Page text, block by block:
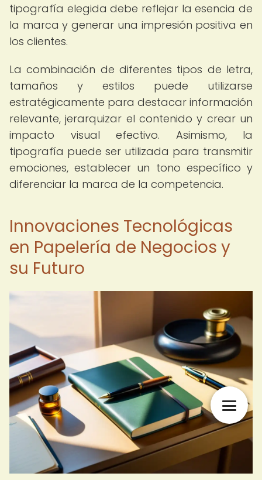
tipografía elegida debe reflejar la esencia de
la marca y generar una impresión positiva en
los clientes.
La combinación de diferentes tipos de letra,
tamaños y estilos puede utilizarse
estratégicamente para destacar información
relevante, jerarquizar el contenido y crear un
impacto visual efectivo. Asimismo, la
tipografía puede ser utilizada para transmitir
emociones, establecer un tono específico y
diferenciar la marca de la competencia.
Innovaciones Tecnológicas
en Papelería de Negocios y
su Futuro